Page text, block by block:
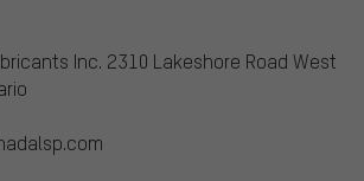
Inc. 2310 Lakeshore Road West